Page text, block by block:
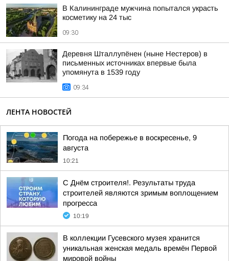
В Калининграде мужчина попытался украсть
косметику на 24 тыс
09:30
Деревня Шталлупёнен (ныне Нестеров) в
письменных источниках впервые была
упомянута в 1539 году
09:34
ЛЕНТА НОВОСТЕЙ
Погода на побережье в воскресенье, 9
августа
10:21
С Днём строителя!. Результаты труда
строителей являются зримым воплощением
прогресса
10:19
В коллекции Гусевского музея хранится
уникальная женская медаль времён Первой
мировой войны